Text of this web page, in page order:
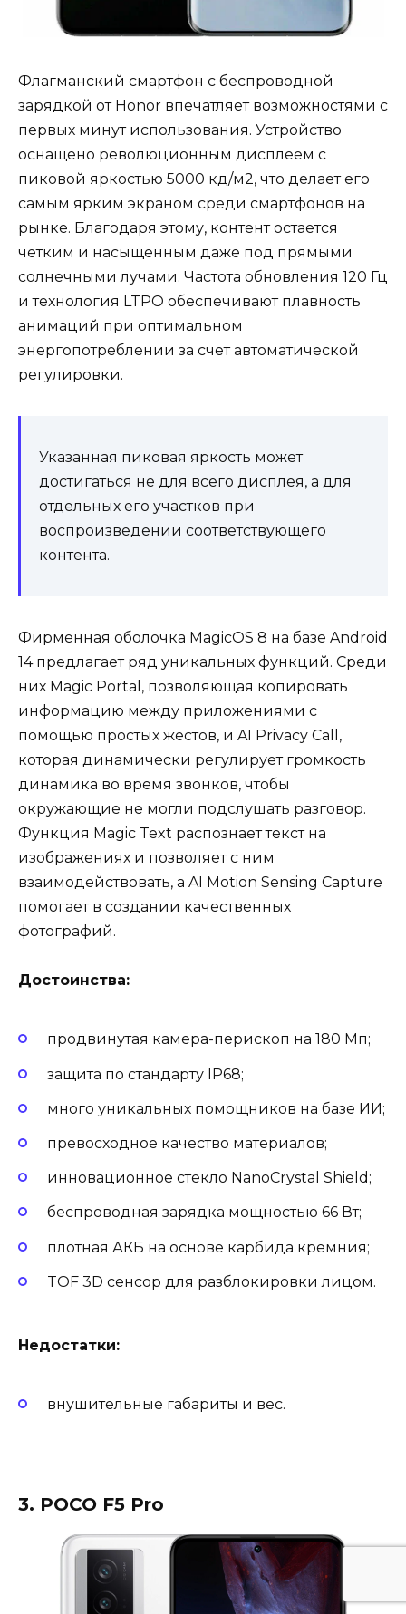
Флагманский смартфон с беспроводной
зарядкой от Honor впечатляет возможностями с
первых минут использования. Устройство
оснащено революционным дисплеем с
пиковой яркостью 5000 кд/м2, что делает его
самым ярким экраном среди смартфонов на
рынке. Благодаря этому, контент остается
четким и насыщенным даже под прямыми
солнечными лучами. Частота обновления 120 Гц
и технология LTPO обеспечивают плавность
анимаций при оптимальном
энергопотреблении за счет автоматической
регулировки.
Указанная пиковая яркость может
достигаться не для всего дисплея, а для
отдельных его участков при
воспроизведении соответствующего
контента.
Фирменная оболочка MagicOS 8 на базе Android
14 предлагает ряд уникальных функций. Среди
них Magic Portal, позволяющая копировать
информацию между приложениями с
помощью простых жестов, и AI Privacy Call,
которая динамически регулирует громкость
динамика во время звонков, чтобы
окружающие не могли подслушать разговор.
Функция Magic Text распознает текст на
изображениях и позволяет с ним
взаимодействовать, а AI Motion Sensing Capture
помогает в создании качественных
фотографий.
Достоинства:
продвинутая камера-перископ на 180 Мп;
защита по стандарту IP68;
много уникальных помощников на базе ИИ;
превосходное качество материалов;
инновационное стекло NanoCrystal Shield;
беспроводная зарядка мощностью 66 Вт;
плотная АКБ на основе карбида кремния;
TOF 3D сенсор для разблокировки лицом.
Недостатки:
внушительные габариты и вес.
3. POCO F5 Pro